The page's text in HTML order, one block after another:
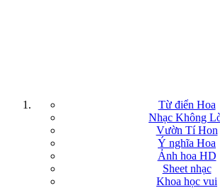
Từ điển Hoa
Nhạc Không
Vườn Tí Hon
Ý nghĩa Hoa
Ảnh hoa HD
Sheet nhạc
Khoa học vui